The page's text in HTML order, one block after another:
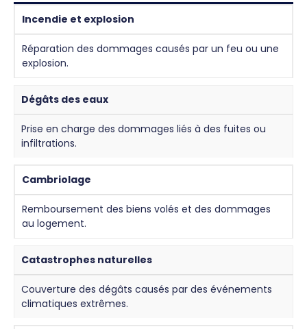
Incendie et explosion
Réparation des dommages causés par un feu ou une
explosion.
Dégâts des eaux
Prise en charge des dommages liés à des fuites ou
infiltrations.
Cambriolage
Remboursement des biens volés et des dommages
au logement.
Catastrophes naturelles
Couverture des dégâts causés par des événements
climatiques extrêmes.